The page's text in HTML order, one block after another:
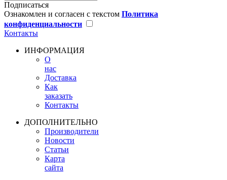
Подписаться
Ознакомлен и согласен с текстом Политика
конфиденциальности
Контакты
ИНФОРМАЦИЯ
О
нас
Доставка
Как
заказать
Контакты
ДОПОЛНИТЕЛЬНО
Производители
Новости
Статьи
Карта
сайта